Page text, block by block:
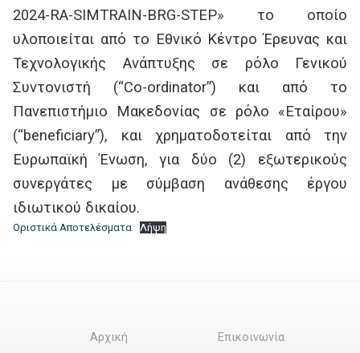
2024-RA-SIMTRAIN-BRG-STEP» το οποίο
υλοποιείται από το Εθνικό Κέντρο Έρευνας και
Τεχνολογικής Ανάπτυξης σε ρόλο Γενικού
Συντονιστή (“Co-ordinator”) και από το
Πανεπιστήμιο Μακεδονίας σε ρόλο «Εταίρου»
(“beneficiary”), και χρηματοδοτείται από την
Ευρωπαϊκή Ένωση, για δύο (2) εξωτερικούς
συνεργάτες με σύμβαση ανάθεσης έργου
ιδιωτικού δικαίου.
Οριστικά Αποτελέσματα Λήψη
Αρχική
Επικοινωνία